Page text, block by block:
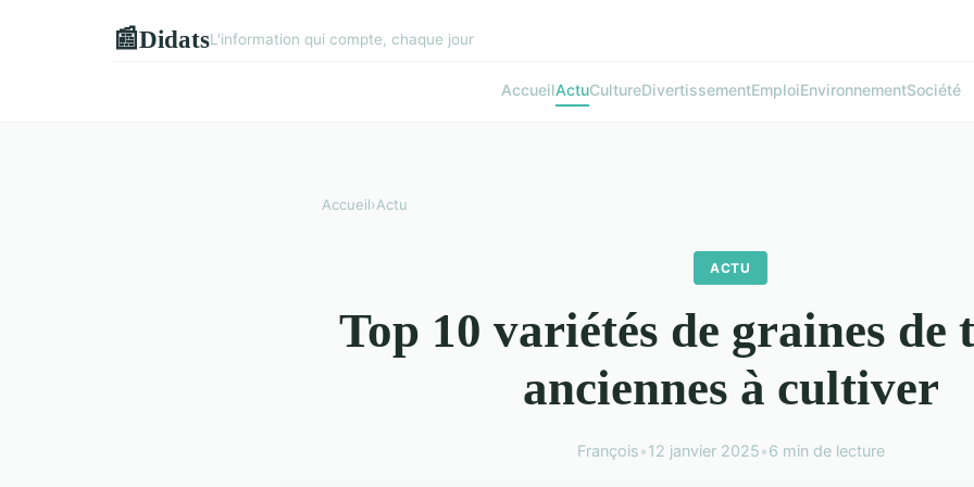
📰DidatsL'information qui compte, chaque jour
AccueilActuCultureDivertissementEmploiEnvironnementSociété
Accueil›Actu
ACTU
Top 10 variétés de graines de
anciennes à cultiver
François•12 janvier 2025•6 min de lecture